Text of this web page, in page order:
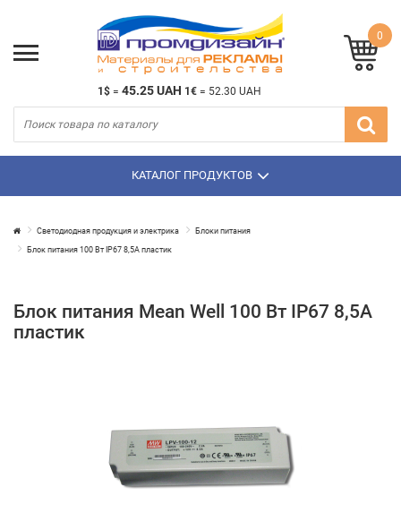
1$ = 45.25 UAH 1€ = 52.30 UAH
0
КАТАЛОГ ПРОДУКТОВ
Светодиодная продукция и электрика Блоки питания
Блок питания 100 Вт IP67 8,5А пластик
Блок питания Mean Well 100 Вт IP67 8,5А
пластик